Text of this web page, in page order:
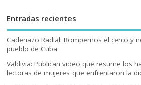
Entradas recientes
Cadenazo Radial: Rompemos el cerco y
pueblo de Cuba
Valdivia: Publican video que resume los
lectoras de mujeres que enfrentaron la